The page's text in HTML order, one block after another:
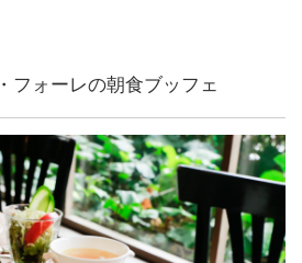
フォーレの朝食ブッフェ